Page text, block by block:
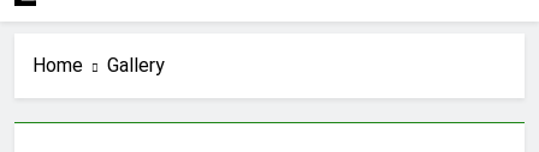
Home Gallery